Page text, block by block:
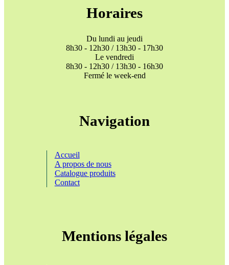
Horaires
Du lundi au jeudi
8h30 - 12h30 / 13h30 - 17h30
Le vendredi
8h30 - 12h30 / 13h30 - 16h30
Fermé le week-end
Navigation
Accueil
A propos de nous
Catalogue produits
Contact
Mentions légales